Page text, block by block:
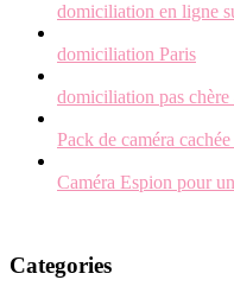
domiciliation en ligne
domiciliation Paris
domiciliation pas
Pack de caméra
Caméra Espion pour
Categories